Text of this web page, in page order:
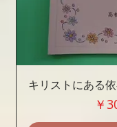
キリストにある
価
￥